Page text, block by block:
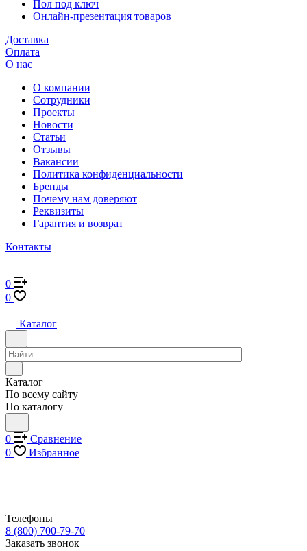
Пол под ключ
Онлайн-презентация товаров
Доставка
Оплата
О нас
О компании
Сотрудники
Проекты
Новости
Статьи
Отзывы
Вакансии
Политика конфиденциальности
Бренды
Почему нам доверяют
Реквизиты
Гарантия и возврат
Контакты
0
0
Каталог
Каталог
По всему сайту
По каталогу
0
Сравнение
0
Избранное
Телефоны
8 (800) 700-79-70
Заказать звонок